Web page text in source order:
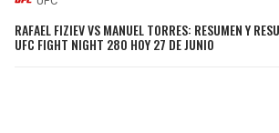
RAFAEL FIZIEV VS MANUEL TORRES: RESUMEN Y
UFC FIGHT NIGHT 280 HOY 27 DE JUNIO